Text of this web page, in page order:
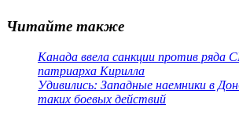
Читайте также
Канада ввела санкции против ряда
патриарха Кирилла
Удивились: Западные наемники в
таких боевых действий